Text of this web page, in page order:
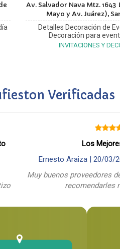
Av. Salvador Nava Mtz.
Mayo y Av. Juárez),
Detalles Decoración de
Decoración para
INVITACIONES Y
Verificadas
Los
Ernesto Araiza | 20/03/
Muy buenos proveedores
recomendarles